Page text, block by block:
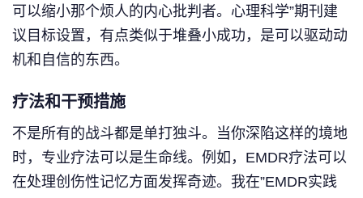
可以缩小那个烦人的内心批判者。心理科学”期刊建
议目标设置，有点类似于堆叠小成功，是可以驱动动
机和自信的东西。
疗法和干预措施
不是所有的战斗都是单打独斗。当你深陷这样的境地
时，专业疗法可以是生命线。例如，EMDR疗法可以
在处理创伤性记忆方面发挥奇迹。我在”EMDR实践